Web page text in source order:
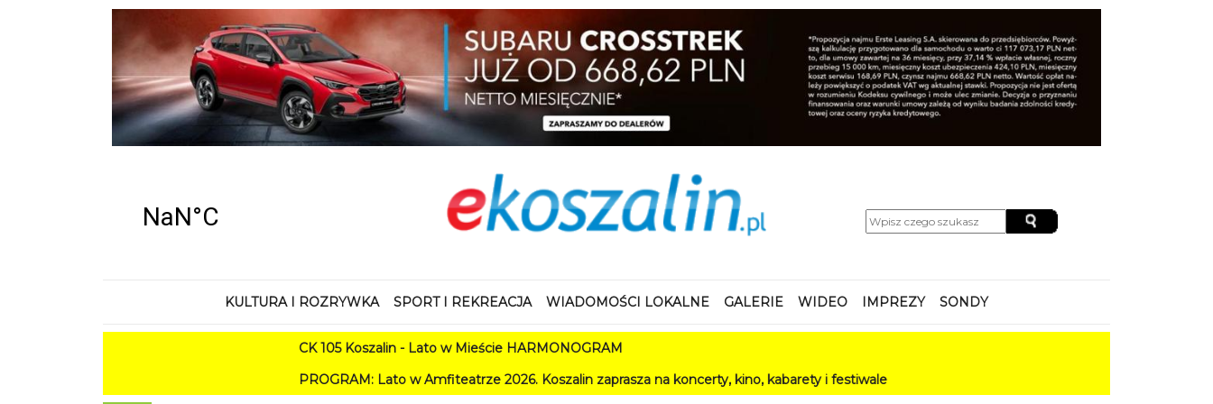
KULTURA I ROZRYWKA SPORT I REKREACJA WIADOMOŚCI LOKALNE GALERIE WIDEO IMPREZY SONDY
CK 105 Koszalin - Lato w Mieście HARMONOGRAM
PROGRAM: Lato w Amfiteatrze 2026. Koszalin zaprasza na koncerty, kino, kabarety i festiwale